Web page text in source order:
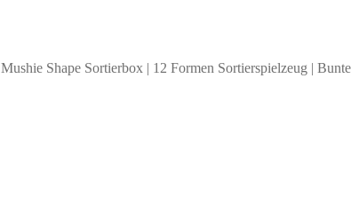
Mushie Shape Sortierbox | 12 Formen Sortierspielzeug |